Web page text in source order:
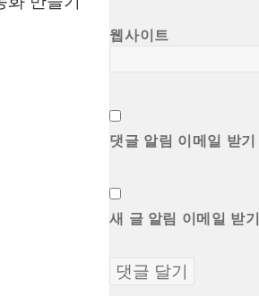
웹사이트
댓글 알림 이메일 받기
새 글 알림 이메일 받기